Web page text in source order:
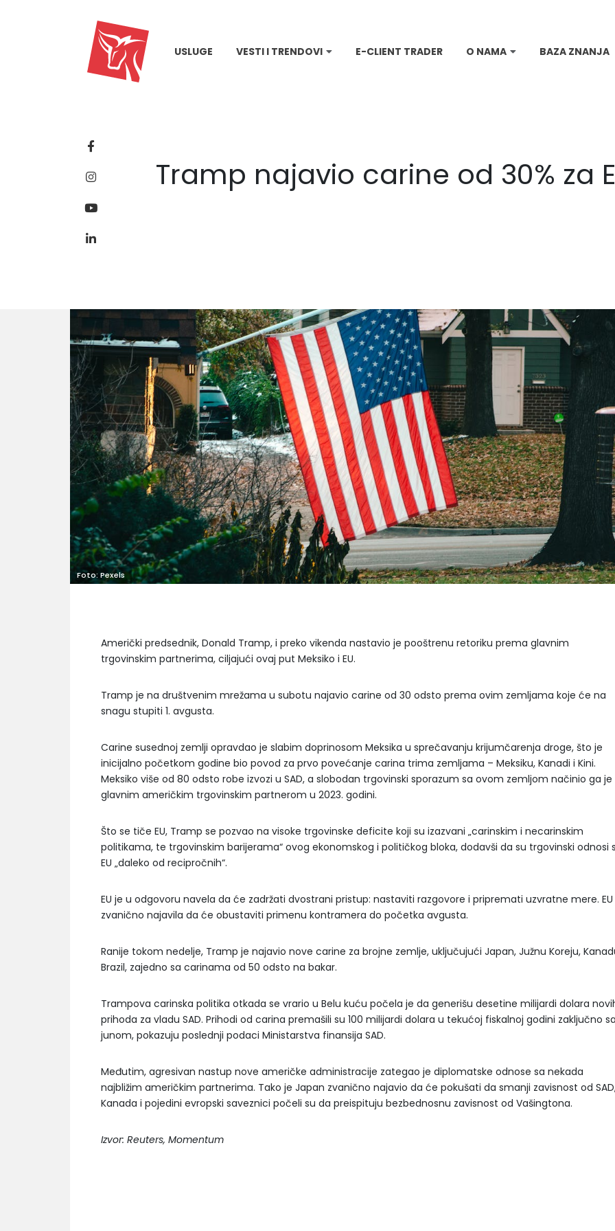
USLUGE VESTI I TRENDOVI E-CLIENT TRADER O NAMA BAZA ZNANJA
Tramp najavio carine od 30% za
Foto: Pexels
Američki predsednik, Donald Tramp, i preko vikenda nastavio je pooštrenu retoriku prema glavnim
trgovinskim partnerima, ciljajući ovaj put Meksiko i EU.
Tramp je na društvenim mrežama u subotu najavio carine od 30 odsto prema ovim zemljama koje će na
snagu stupiti 1. avgusta.
Carine susednoj zemlji opravdao je slabim doprinosom Meksika u sprečavanju krijumčarenja droge, što je
inicijalno početkom godine bio povod za prvo povećanje carina trima zemljama – Meksiku, Kanadi i Kini.
Meksiko više od 80 odsto robe izvozi u SAD, a slobodan trgovinski sporazum sa ovom zemljom načinio ga je
glavnim američkim trgovinskim partnerom u 2023. godini.
Što se tiče EU, Tramp se pozvao na visoke trgovinske deficite koji su izazvani „carinskim i necarinskim
politikama, te trgovinskim barijerama“ ovog ekonomskog i političkog bloka, dodavši da su trgovinski odnosi
EU „daleko od recipročnih“.
EU je u odgovoru navela da će zadržati dvostrani pristup: nastaviti razgovore i pripremati uzvratne mere. EU
zvanično najavila da će obustaviti primenu kontramera do početka avgusta.
Ranije tokom nedelje, Tramp je najavio nove carine za brojne zemlje, uključujući Japan, Južnu Koreju,
Brazil, zajedno sa carinama od 50 odsto na bakar.
Trampova carinska politika otkada se vrario u Belu kuću počela je da generišu desetine milijardi dolara
prihoda za vladu SAD. Prihodi od carina premašili su 100 milijardi dolara u tekućoj fiskalnoj godini zaključno sa
junom, pokazuju poslednji podaci Ministarstva finansija SAD.
Međutim, agresivan nastup nove američke administracije zategao je diplomatske odnose sa nekada
najbližim američkim partnerima. Tako je Japan zvanično najavio da će pokušati da smanji zavisnost od
Kanada i pojedini evropski saveznici počeli su da preispituju bezbednosnu zavisnost od Vašingtona.
Izvor: Reuters, Momentum